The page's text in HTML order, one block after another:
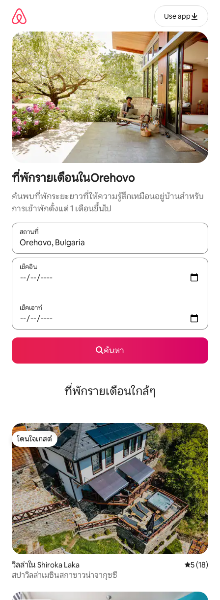
เนื้อหา
Use app
ที่พักรายเดือนในOrehovo
ค้นพบที่พักระยะยาวที่ให้ความรู้สึกเหมือนอยู่บ้านสำหรับ
การเข้าพักตั้งแต่ 1 เดือนขึ้นไป
สถานที่
ใช้ลูกศรขึ้นลง หรือใช้การสัมผัสหรือปัด เพื่อสำรวจผลการค้นหา
เช็คอิน
เช็คเอาท์
ค้นหา
ที่พักรายเดือนใกล้ๆ
โดนใจเกสต์
โดนใจเกสต์
วิลล่าใน Shiroka Laka คะแนนเฉลี่
5 (18)
สปาวิลล่าเมซินสกาซาวน่าจากุซซี่